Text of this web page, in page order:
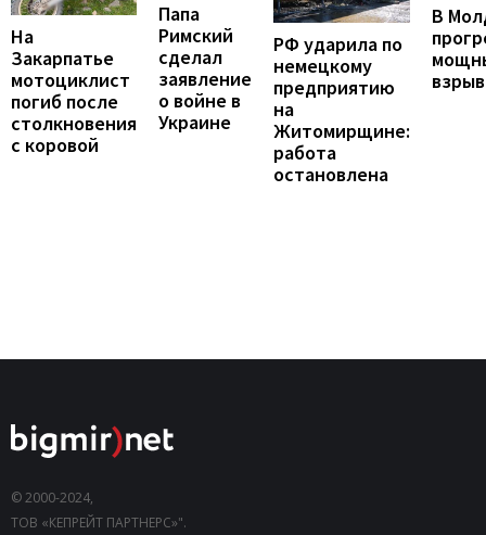
На
Закарпатье
мотоциклист
погиб после
столкновения
с коровой
Папа
Римский
сделал
заявление
о войне в
Украине
РФ ударила по
немецкому
предприятию
на
Житомирщине:
работа
остановлена
В
взрыв
© 2000-2024,
ТОВ «КЕПРЕЙТ ПАРТНЕРС»".